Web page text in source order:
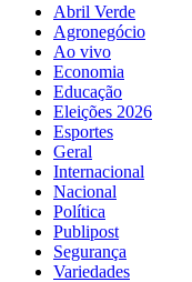
Abril Verde
Agronegócio
Ao vivo
Economia
Educação
Eleições 2026
Esportes
Geral
Internacional
Nacional
Política
Publipost
Segurança
Variedades